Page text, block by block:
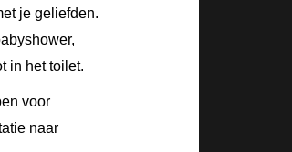
je geliefden.
in het toilet.
voor
naar